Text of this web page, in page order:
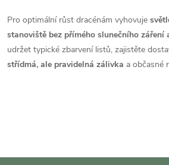
a
c
v
Pro optimální růst dracénám vyhovuje
stanoviště bez přímého slunečního záření
udržet typické zbarvení listů, zajistěte
střídmá, ale pravidelná zálivka a občasné